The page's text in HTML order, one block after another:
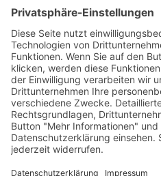
AWO Pflegeberatung
AWO Kulturhaus Babelsberg
Arbeit mit Behinderung
AWO Büro Kindermut
Kulturland Brandenburg
AWO Selbsthilfe
AWO eLearning
Kultur für JEDEN
AWO 1plus9
Dachverband Freie Suchtselbsthilfe
© 1990 - 2026 Arbeiterwohlfahrt
Impressum|Datenschutz|